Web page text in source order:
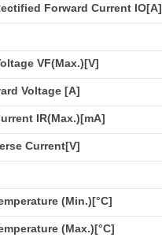
Forward Current IO[A]
VF(Max.)[V]
Voltage [A]
IR(Max.)[mA]
Current[V]
(Min.)[°C]
(Max.)[°C]